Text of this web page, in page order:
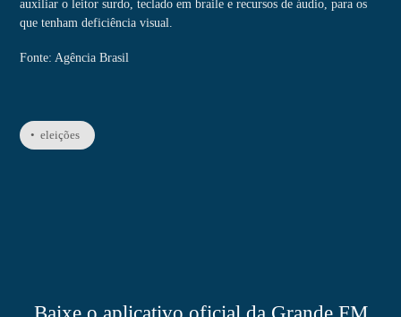
auxiliar o leitor surdo, teclado em braile e recursos de áudio, para os
que tenham deficiência visual.
Fonte: Agência Brasil
• eleições